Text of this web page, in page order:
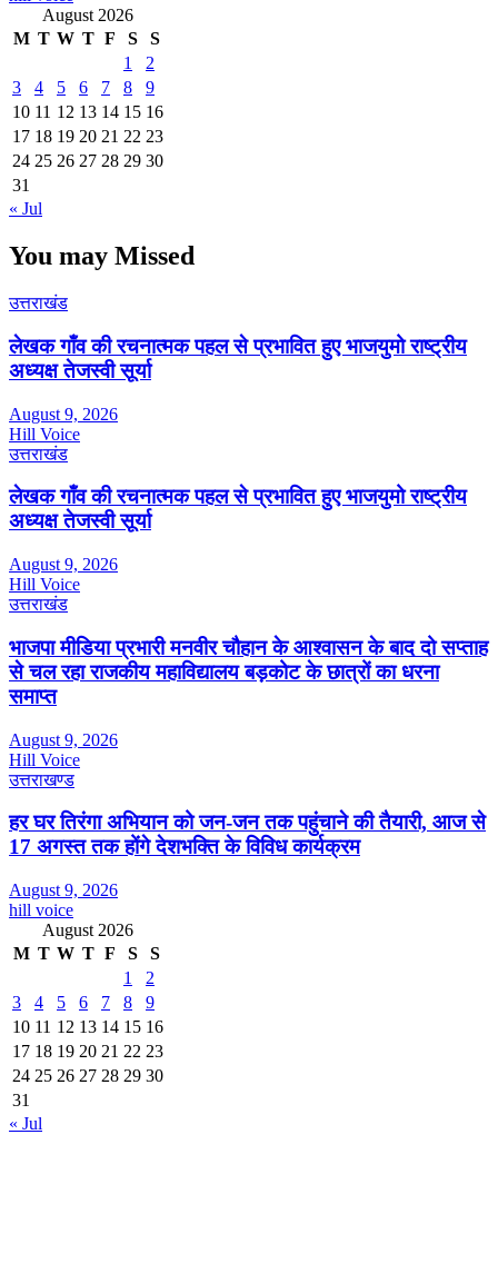
August 2026
M T W T F S
S
1
2
3
4 5 6 7 8
9
10 11 12 13 14 15 16
17 18 19 20 21 22 23
24 25 26 27 28 29 30
31
« Jul
You may Missed
उत्तराखंड
लेखक गाँव की रचनात्मक पहल से प्रभावित हुए भाजयुमो राष्ट्रीय
अध्यक्ष तेजस्वी सूर्या
August 9, 2026
Hill Voice
उत्तराखंड
लेखक गाँव की रचनात्मक पहल से प्रभावित हुए भाजयुमो राष्ट्रीय
अध्यक्ष तेजस्वी सूर्या
August 9, 2026
Hill Voice
उत्तराखंड
भाजपा मीडिया प्रभारी मनवीर चौहान के आश्वासन के बाद दो सप्ताह
से चल रहा राजकीय महाविद्यालय बड़कोट के छात्रों का धरना
समाप्त
August 9, 2026
Hill Voice
उत्तराखण्ड
हर घर तिरंगा अभियान को जन-जन तक पहुंचाने की तैयारी, आज से
17 अगस्त तक होंगे देशभक्ति के विविध कार्यक्रम
August 9, 2026
hill voice
August 2026
M T W T F S
S
1
2
3
4 5 6 7 8
9
10 11 12 13 14 15 16
17 18 19 20 21 22 23
24 25 26 27 28 29 30
31
« Jul